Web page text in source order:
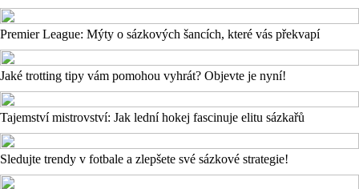
Premier League: Mýty o sázkových šancích, které vás překvapí
Jaké trotting tipy vám pomohou vyhrát? Objevte je nyní!
Tajemství mistrovství: Jak lední hokej fascinuje elitu sázkařů
Sledujte trendy v fotbale a zlepšete své sázkové strategie!